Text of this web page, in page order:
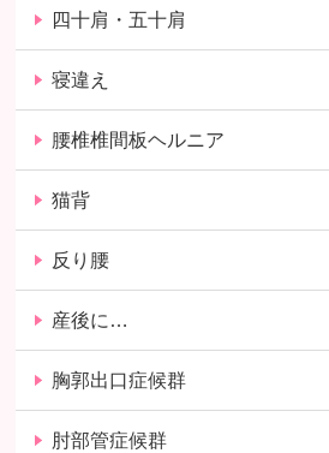
四十肩・五十肩
寝違え
腰椎椎間板ヘルニア
猫背
反り腰
産後に…
胸郭出口症候群
肘部管症候群